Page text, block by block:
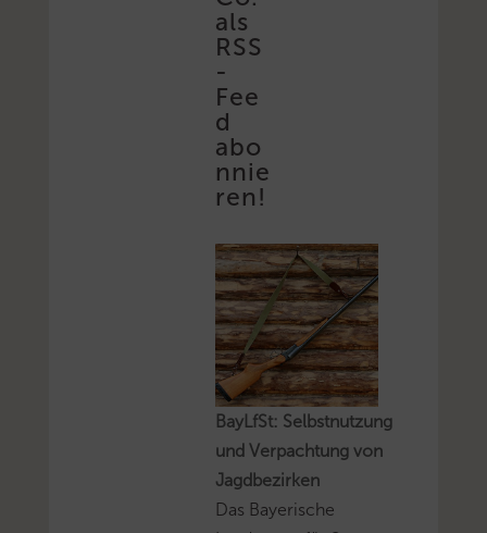
als
RSS
-
Fee
d
abo
nnie
ren!
BayLfSt: Selbstnutzung
und Verpachtung von
Jagdbezirken
Das Bayerische